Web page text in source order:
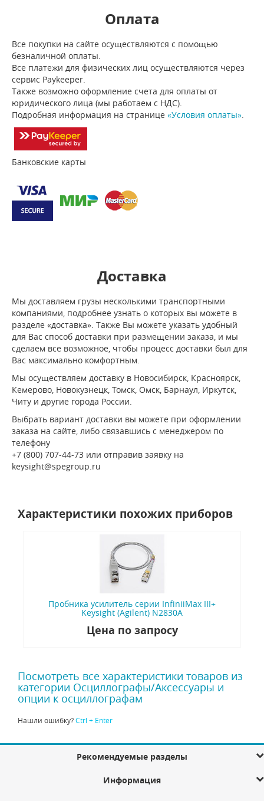
Оплата
Все покупки на сайте осуществляются с помощью
безналичной оплаты.
Все платежи для физических лиц осуществляются через
сервис Paykeeper.
Также возможно оформление счета для оплаты от
юридического лица (мы работаем с НДС).
Подробная информация на странице «Условия оплаты».
Банковские карты
Доставка
Мы доставляем грузы несколькими транспортными
компаниями, подробнее узнать о которых вы можете в
разделе «доставка». Также Вы можете указать удобный
для Вас способ доставки при размещении заказа, и мы
сделаем все возможное, чтобы процесс доставки был для
Вас максимально комфортным.
Мы осуществляем доставку в Новосибирск, Красноярск,
Кемерово, Новокузнецк, Томск, Омск, Барнаул, Иркутск,
Читу и другие города России.
Выбрать вариант доставки вы можете при оформлении
заказа на сайте, либо связавшись с менеджером по
телефону
+7 (800) 707-44-73 или отправив заявку на
keysight@spegroup.ru
Характеристики похожих приборов
Пробника усилитель серии InfiniiMax III+
Keysight (Agilent) N2830A
Цена по запросу
Посмотреть все характеристики товаров из
категории Осциллографы/Аксессуары и
опции к осциллографам
Нашли ошибку?Ctrl + Enter
Рекомендуемые разделы
Информация